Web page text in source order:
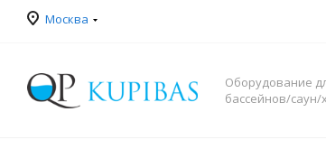
Москва
Оборудование
бассейнов/